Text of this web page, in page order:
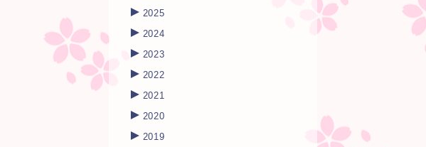
► 2025
► 2024
► 2023
► 2022
► 2021
► 2020
► 2019